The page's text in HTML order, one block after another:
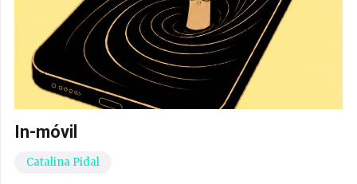
In-móvil
Catalina Pidal